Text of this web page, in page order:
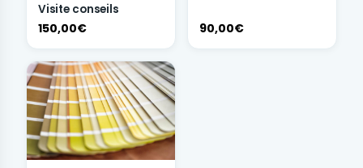
Visite conseils
150,00€ 90,00€